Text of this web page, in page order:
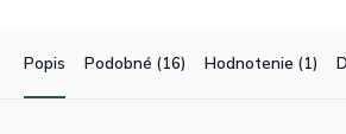
Popis Podobné (16) Hodnotenie (1)